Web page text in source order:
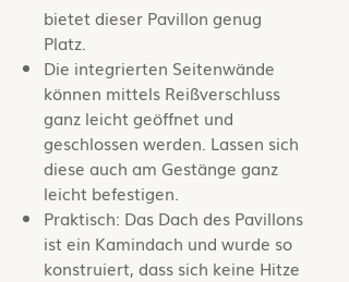
bietet dieser Pavillon genug
Platz.
Die integrierten Seitenwände
können mittels Reißverschluss
ganz leicht geöffnet und
geschlossen werden. Lassen sich
diese auch am Gestänge ganz
leicht befestigen.
Praktisch: Das Dach des Pavillons
ist ein Kamindach und wurde so
konstruiert, dass sich keine Hitze